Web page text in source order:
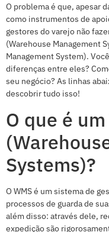
O problema é que, apesar
como instrumentos de
gestores do varejo não
(Warehouse Management
Management System).
diferenças entre eles?
seu negócio? As linhas
descobrir tudo isso!
O que é
Systems)?
O WMS é um sistema de
processos de guarda de
além disso: através dele,
expedição são